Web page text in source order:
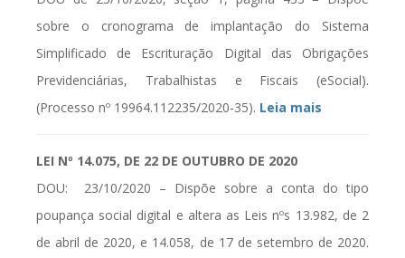
sobre o cronograma de implantação do Sistema
Simplificado de Escrituração Digital das Obrigações
Previdenciárias, Trabalhistas e Fiscais (eSocial).
(Processo nº 19964.112235/2020-35). Leia mais
LEI Nº 14.075, DE 22 DE OUTUBRO DE 2020
DOU: 23/10/2020 – Dispõe sobre a conta do tipo
poupança social digital e altera as Leis nºs 13.982, de 2
de abril de 2020, e 14.058, de 17 de setembro de 2020.